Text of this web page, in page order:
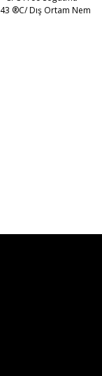
®C/ Dış Ortam Nem